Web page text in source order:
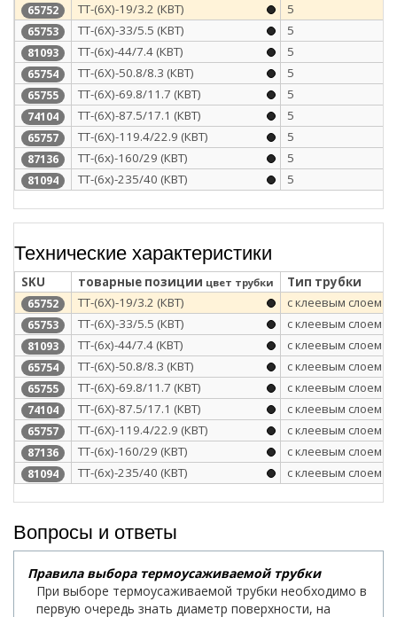
65752 ТТ-(6Х)-19/3.2 (КВТ) 5
65753 ТТ-(6Х)-33/5.5 (КВТ) 5
81093 ТТ-(6х)-44/7.4 (КВТ) 5
65754 ТТ-(6Х)-50.8/8.3 (КВТ) 5
65755 ТТ-(6Х)-69.8/11.7 (КВТ) 5
74104 ТТ-(6Х)-87.5/17.1 (КВТ) 5
65757 ТТ-(6Х)-119.4/22.9 (КВТ) 5
87136 ТТ-(6х)-160/29 (КВТ) 5
81094 ТТ-(6х)-235/40 (КВТ) 5
Технические характеристики
SKU товарные позиции цвет трубки Тип трубки
65752 ТТ-(6Х)-19/3.2 (КВТ) с клеевым слоем
65753 ТТ-(6Х)-33/5.5 (КВТ) с клеевым слоем
81093 ТТ-(6х)-44/7.4 (КВТ) с клеевым слоем
65754 ТТ-(6Х)-50.8/8.3 (КВТ) с клеевым слоем
65755 ТТ-(6Х)-69.8/11.7 (КВТ) с клеевым слоем
74104 ТТ-(6Х)-87.5/17.1 (КВТ) с клеевым слоем
65757 ТТ-(6Х)-119.4/22.9 (КВТ) с клеевым слоем
87136 ТТ-(6х)-160/29 (КВТ) с клеевым слоем
81094 ТТ-(6х)-235/40 (КВТ) с клеевым слоем
Вопросы и ответы
Правила выбора термоусаживаемой трубки
При выборе термоусаживаемой трубки необходимо в
первую очередь знать диаметр поверхности, на